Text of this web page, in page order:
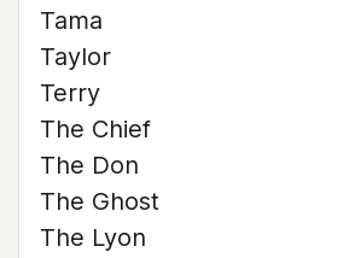
Tama
Taylor
Terry
The Chief
The Don
The Ghost
The Lyon